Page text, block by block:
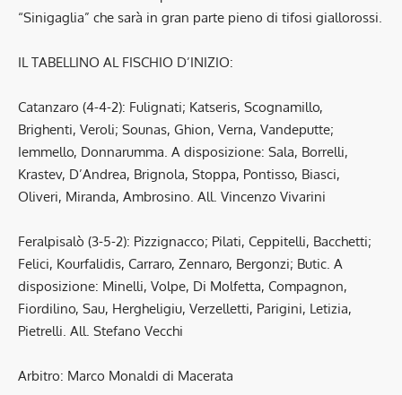
“Sinigaglia” che sarà in gran parte pieno di tifosi giallorossi.
IL TABELLINO AL FISCHIO D’INIZIO:
Catanzaro (4-4-2): Fulignati; Katseris, Scognamillo,
Brighenti, Veroli; Sounas, Ghion, Verna, Vandeputte;
Iemmello, Donnarumma. A disposizione: Sala, Borrelli,
Krastev, D’Andrea, Brignola, Stoppa, Pontisso, Biasci,
Oliveri, Miranda, Ambrosino. All. Vincenzo Vivarini
Feralpisalò (3-5-2): Pizzignacco; Pilati, Ceppitelli, Bacchetti;
Felici, Kourfalidis, Carraro, Zennaro, Bergonzi; Butic. A
disposizione: Minelli, Volpe, Di Molfetta, Compagnon,
Fiordilino, Sau, Hergheligiu, Verzelletti, Parigini, Letizia,
Pietrelli. All. Stefano Vecchi
Arbitro: Marco Monaldi di Macerata